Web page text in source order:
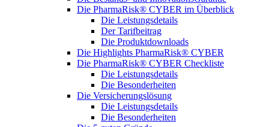
Die PharmaRisk® CYBER im Überblick
Die Leistungsdetails
Der Tarifbeitrag
Die Produktdownloads
Die Highlights PharmaRisk® CYBER
Die PharmaRisk® CYBER Checkliste
Die Leistungsdetails
Die Besonderheiten
Die Versicherungslösung
Die Leistungsdetails
Die Besonderheiten